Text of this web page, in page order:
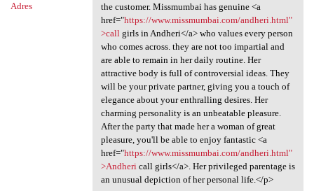
Adres
the customer. Missmumbai has genuine <a
href="https://www.missmumbai.com/andheri.html"
>callgirls in Andheri</a> who values every person
who comes across. they are not too impartial and
are able to remain in her daily routine. Her
attractive body is full of controversial ideas. They
will be your private partner, giving you a touch of
elegance about your enthralling desires. Her
charming personality is an unbeatable pleasure.
After the party that made her a woman of great
pleasure, you'll be able to enjoy fantastic <a
href="https://www.missmumbai.com/andheri.html"
>Andhericall girls</a>. Her privileged parentage is
an unusual depiction of her personal life.</p>